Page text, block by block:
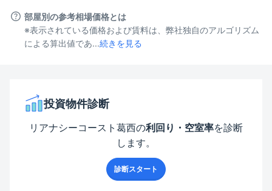
部屋別の参考相場価格とは
※表示されている価格および賃料は、弊社独自のアルゴリズム
による算出値であ...続きを見る
投資物件診断
リアナシーコースト葛西の利回り・空室率を診断
します。
診断スタート